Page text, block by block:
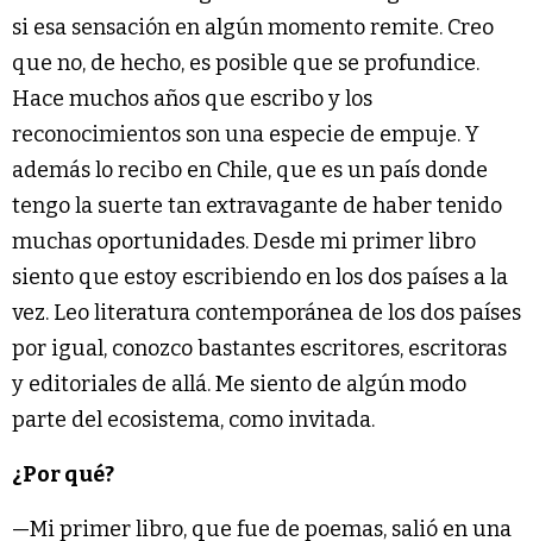
si esa sensación en algún momento remite. Creo
que no, de hecho, es posible que se profundice.
Hace muchos años que escribo y los
reconocimientos son una especie de empuje. Y
además lo recibo en Chile, que es un país donde
tengo la suerte tan extravagante de haber tenido
muchas oportunidades. Desde mi primer libro
siento que estoy escribiendo en los dos países a la
vez. Leo literatura contemporánea de los dos países
por igual, conozco bastantes escritores, escritoras
y editoriales de allá. Me siento de algún modo
parte del ecosistema, como invitada.
¿Por qué?
—Mi primer libro, que fue de poemas, salió en una